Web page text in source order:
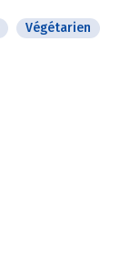
Végétarien